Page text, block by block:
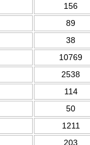
156
89
38
10769
2538
114
50
1211
203